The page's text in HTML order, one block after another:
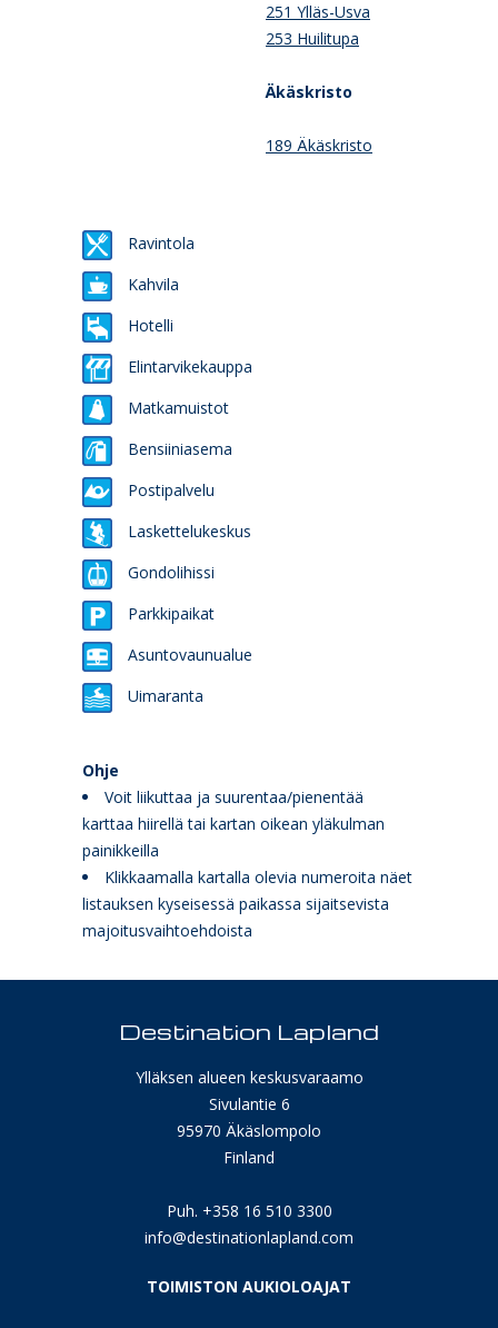
251 Ylläs-Usva
253 Huilitupa
Äkäskristo
189 Äkäskristo
Ravintola
Kahvila
Hotelli
Elintarvikekauppa
Matkamuistot
Bensiiniasema
Postipalvelu
Laskettelukeskus
Gondolihissi
Parkkipaikat
Asuntovaunualue
Uimaranta
Ohje
Voit liikuttaa ja suurentaa/pienentää
karttaa hiirellä tai kartan oikean yläkulman
painikkeilla
Klikkaamalla kartalla olevia numeroita näet
listauksen kyseisessä paikassa sijaitsevista
majoitusvaihtoehdoista
Destination Lapland
Ylläksen alueen keskusvaraamo
Sivulantie 6
95970 Äkäslompolo
Finland
Puh. +358 16 510 3300
info@destinationlapland.com
TOIMISTON AUKIOLOAJAT